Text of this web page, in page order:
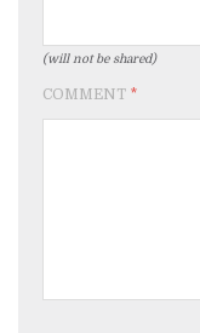
(will not be shared)
COMMENT *